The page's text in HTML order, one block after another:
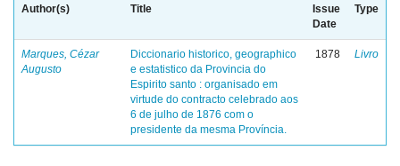
Author(s) Title
Issue
Date
Type
Marques, Cézar
Augusto
Diccionario historico, geographico
e estatistico da Provincia do
Espirito santo : organisado em
virtude do contracto celebrado aos
6 de julho de 1876 com o
presidente da mesma Província.
1878 Livro